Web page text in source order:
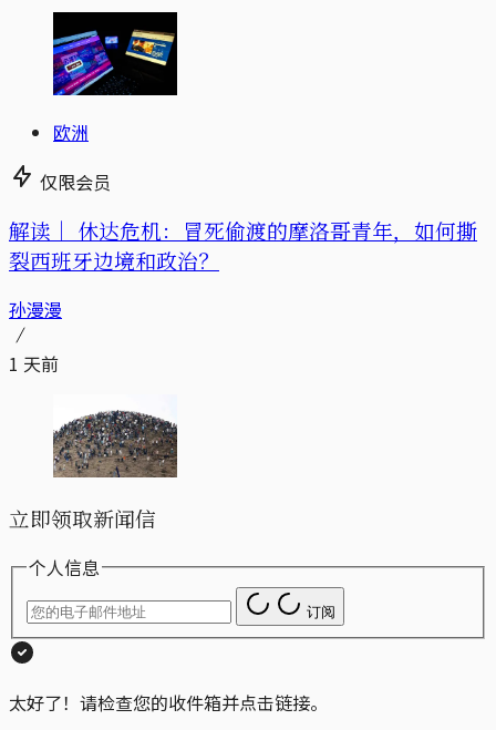
欧洲
仅限会员
解读｜ 休达危机：冒死偷渡的摩洛哥青年，如何撕
裂西班牙边境和政治？
孙漫漫
1 天前
立即领取新闻信
个人信息
订阅
太好了！请检查您的收件箱并点击链接。